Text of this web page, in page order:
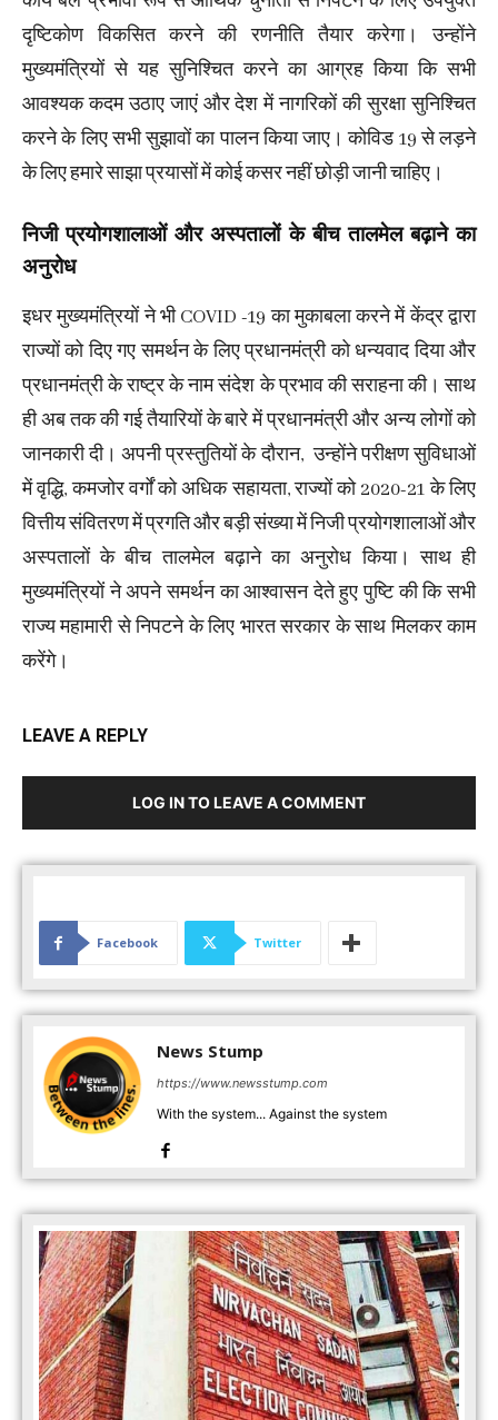
दृष्टिकोण विकसित करने की रणनीति तैयार करेगा। उन्होंने
मुख्यमंत्रियों से यह सुनिश्चित करने का आग्रह किया कि सभी
आवश्यक कदम उठाए जाएं और देश में नागरिकों की सुरक्षा सुनिश्चित
करने के लिए सभी सुझावों का पालन किया जाए। कोविड 19 से लड़ने
के लिए हमारे साझा प्रयासों में कोई कसर नहीं छोड़ी जानी चाहिए।
निजी प्रयोगशालाओं और अस्पतालों के बीच तालमेल बढ़ाने का
अनुरोध
इधर मुख्यमंत्रियों ने भी COVID -19 का मुकाबला करने में केंद्र द्वारा
राज्यों को दिए गए समर्थन के लिए प्रधानमंत्री को धन्यवाद दिया और
प्रधानमंत्री के राष्ट्र के नाम संदेश के प्रभाव की सराहना की। साथ
ही अब तक की गई तैयारियों के बारे में प्रधानमंत्री और अन्य लोगों को
जानकारी दी। अपनी प्रस्तुतियों के दौरान, उन्होंने परीक्षण सुविधाओं
में वृद्धि, कमजोर वर्गों को अधिक सहायता, राज्यों को 2020-21 के लिए
वित्तीय संवितरण में प्रगति और बड़ी संख्या में निजी प्रयोगशालाओं और
अस्पतालों के बीच तालमेल बढ़ाने का अनुरोध किया। साथ ही
मुख्यमंत्रियों ने अपने समर्थन का आश्वासन देते हुए पुष्टि की कि सभी
राज्य महामारी से निपटने के लिए भारत सरकार के साथ मिलकर काम
करेंगे।
LEAVE A REPLY
LOG IN TO LEAVE A COMMENT
Facebook Twitter
News Stump
https://www.newsstump.com
With the system... Against the system